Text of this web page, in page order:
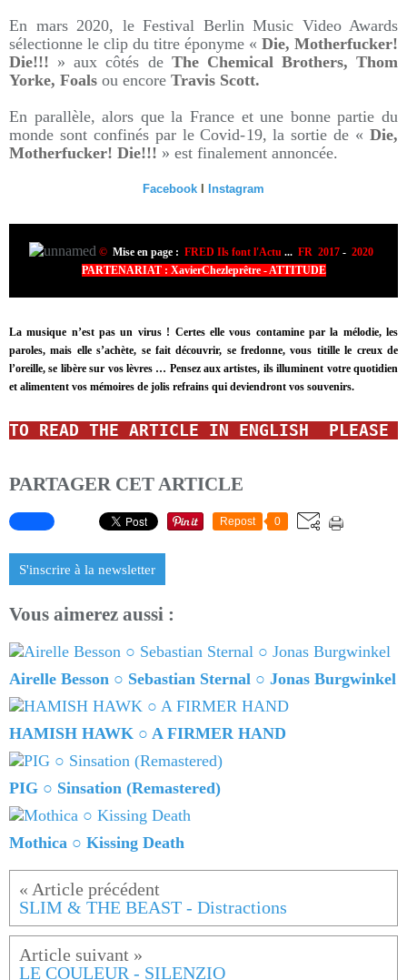
En mars 2020, le Festival Berlin Music Video Awards
sélectionne le clip du titre éponyme « Die, Motherfucker!
Die!!! » aux côtés de The Chemical Brothers, Thom
Yorke, Foals ou encore Travis Scott.
En parallèle, alors que la France et une bonne partie du
monde sont confinés par le Covid-19, la sortie de « Die,
Motherfucker! Die!!! » est finalement annoncée.
Facebook Instagram
© Mise en page : FRED Ils font l'Actu ... FR 2017 - 2020
PARTENARIAT : XavierChezleprêtre - ATTITUDE
La musique n’est pas un virus ! Certes elle vous contamine par la mélodie, les
paroles, mais elle s’achète, se fait découvrir, se fredonne, vous titille le creux de
l’oreille, se libère sur vos lèvres … Pensez aux artistes, ils illuminent votre quotidien
et alimentent vos mémoires de jolis refrains qui deviendront vos souvenirs.
TO READ THE ARTICLE IN ENGLISH  PLEASE
PARTAGER CET ARTICLE
Repost 0
S'inscrire à la newsletter
Vous aimerez aussi :
Airelle Besson ○ Sebastian Sternal ○ Jonas Burgwinkel
HAMISH HAWK ○ A FIRMER HAND
PIG ○ Sinsation (Remastered)
Mothica ○ Kissing Death
SLIM & THE BEAST - Distractions
LE COULEUR - SILENZIO